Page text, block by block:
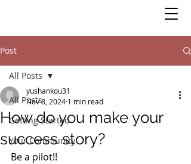
Post
All Posts
Getting Started
Your Community
All Posts
How do you make your
success story?
yushankou31
Nov 8, 2024 1 min read
Be a pilot!!